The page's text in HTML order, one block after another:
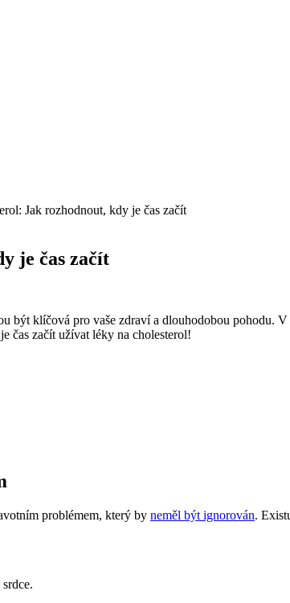
Jak rozhodnout, kdy je čas začít
je čas začít
být klíčová pro vaše zdraví a dlouhodobou pohodu.
čas začít užívat léky na cholesterol!
problémem, který by neměl být ignorován.